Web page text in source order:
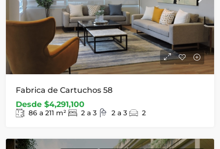
Fabrica de Cartuchos 58
Desde $4,291,100
86 a 211 m² 2 a 3 2 a 3 2